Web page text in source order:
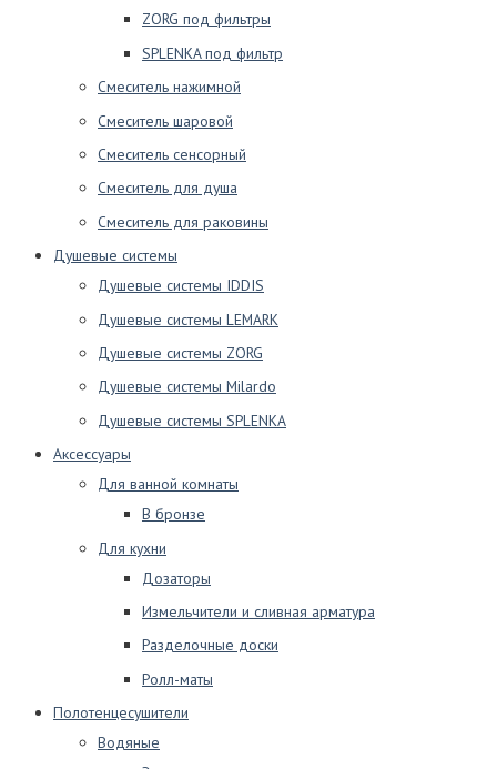
ZORG под фильтры
SPLENKA под фильтр
Смеситель нажимной
Смеситель шаровой
Смеситель сенсорный
Смеситель для душа
Смеситель для раковины
Душевые системы
Душевые системы IDDIS
Душевые системы LEMARK
Душевые системы ZORG
Душевые системы Milardo
Душевые системы SPLENKA
Аксессуары
Для ванной комнаты
В бронзе
Для кухни
Дозаторы
Измельчители и сливная арматура
Разделочные доски
Ролл-маты
Полотенцесушители
Водяные